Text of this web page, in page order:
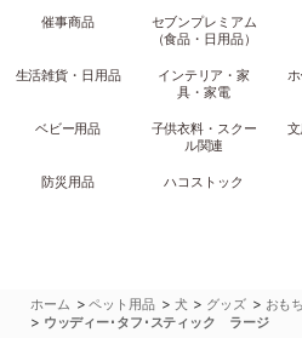
催事商品
セブンプレミアム
（食品・日用品）
生活雑貨・日用品
インテリア・家
具・家電
ベビー用品
子供衣料・スクー
ル関連
防災用品 ハコストック
ホーム >ペット用品 > 犬 > グッズ > おも
> ウッディー･タフ･スティック ラージ